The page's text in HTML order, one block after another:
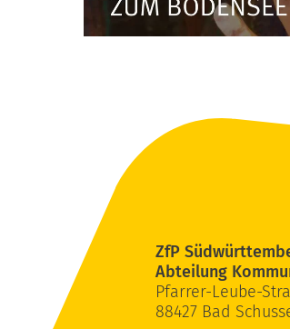
ZfP
Abteilung
Pfarrer-Leube-
88427 Bad